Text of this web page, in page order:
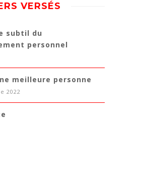
VERSÉS
subtil du
personnel
meilleure personne
2022